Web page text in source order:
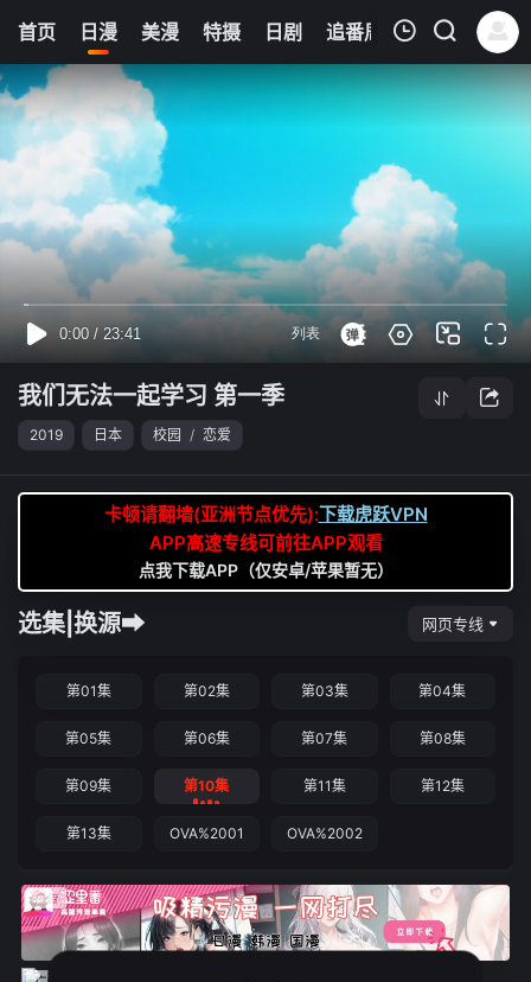
首页 日漫 美漫 特摄 日剧 追番周表 今日更新
6
我的观影记录
我们无法一起学习 第一季
我们无法一起学习 第一季
2019 日本 校园 / 恋爱
卡顿请翻墙(亚洲节点优先):下载虎跃VPN
APP高速专线可前往APP观看
点我下载APP（仅安卓/苹果暂无）
选集|换源➡ 网页专线
第01集 第02集 第03集 第04集
第05集 第06集 第07集 第08集
第09集 第10集 第11集 第12集
第13集 OVA%2001 OVA%2002